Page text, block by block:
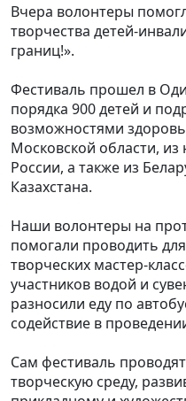
Вчера волонтеры
творчества детей-
границ!».
Фестиваль прошел в
порядка 900 детей и
возможностями
Московской области, из
России, а также из
Казахстана.
Наши волонтеры на
помогали проводить
творческих мастер-
участников водой и
разносили еду по
содействие в
Сам фестиваль
творческую среду,